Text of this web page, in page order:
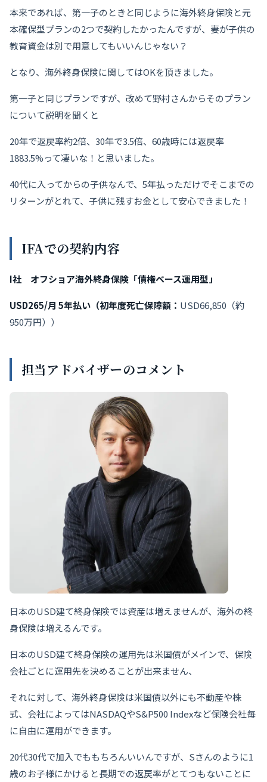
本来であれば、第一子のときと同じように海外終身保険と元
本確保型プランの2つで契約したかったんですが、妻が子供の
教育資金は別で用意してもいいんじゃない？
となり、海外終身保険に関してはOKを頂きました。
第一子と同じプランですが、改めて野村さんからそのプラン
について説明を聞くと
20年で返戻率約2倍、30年で3.5倍、60歳時には返戻率
1883.5%って凄いな！と思いました。
40代に入ってからの子供なんで、5年払っただけでそこまでの
リターンがとれて、子供に残すお金として安心できました！
IFAでの契約内容
I社 オフショア海外終身保険「債権ベース運用型」
USD265/月 5年払い（初年度死亡保障額： USD66,850（約
950万円））
担当アドバイザーのコメント
日本のUSD建て終身保険では資産は増えませんが、海外の終
身保険は増えるんです。
日本のUSD建て終身保険の運用先は米国債がメインで、保険
会社ごとに運用先を決めることが出来ません、
それに対して、海外終身保険は米国債以外にも不動産や株
式、会社によってはNASDAQやS&P500 Indexなど保険会社毎
に自由に運用ができます。
20代30代で加入でももちろんいいんですが、Sさんのように1
歳のお子様にかけると長期での返戻率がとてつもないことに